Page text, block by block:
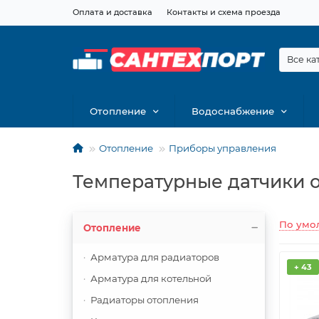
Оплата и доставка Контакты и схема проезда
Все
Отопление Водоснабжение
Отопление Приборы управления
Температурные датчики
Отопление
Арматура для радиаторов
Арматура для котельной
Радиаторы отопления
По
+ 43